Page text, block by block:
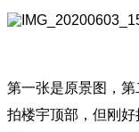
第一张是原景图，
拍楼宇顶部，但刚